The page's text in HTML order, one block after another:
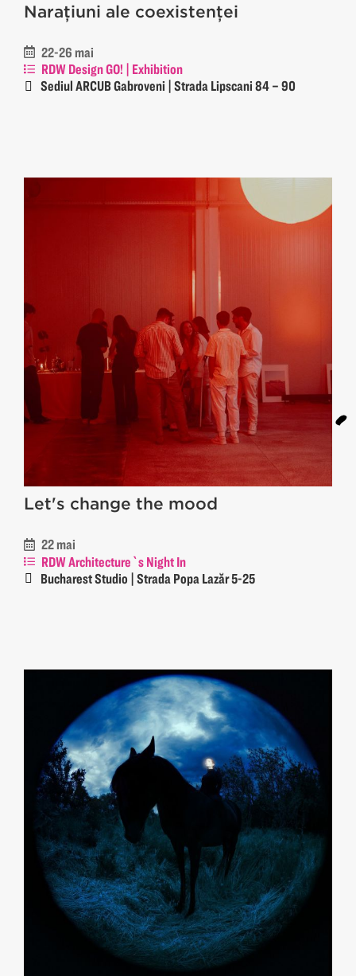
Narațiuni ale coexistenței
22-26 mai
RDW Design GO! | Exhibition
Sediul ARCUB Gabroveni | Strada Lipscani 84 – 90
Let's change the mood
22 mai
RDW Architecture`s Night In
Bucharest Studio | Strada Popa Lazăr 5-25